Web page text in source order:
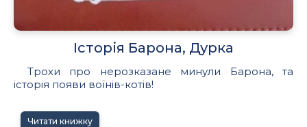
Історія Барона, Дурка
Трохи про нерозказане минули Барона, та
історія появи воїнів-котів!
Читати книжку